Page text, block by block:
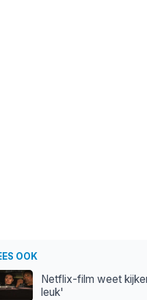
OOK
Netflix-film weet
leuk'